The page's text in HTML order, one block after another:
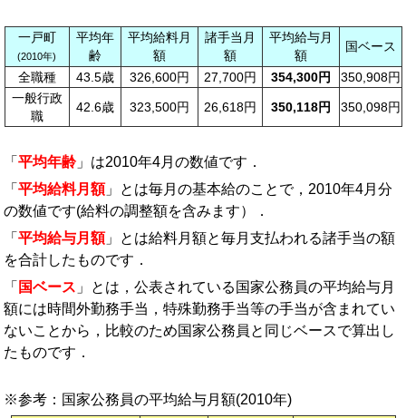
一戸町
(2010年)
平均年
齢
平均給料月
額
諸手当月
額
平均給与月
額
国ベース
全職種 43.5歳 326,600円 27,700円 354,300円
350,908円
一般行政
職
42.6歳 323,500円 26,618円 350,118円 350,098円
「 平均年齢 」は2010年4月の数値です．
「 平均給料月額」とは毎月の基本給のことで，2010年4月分
の数値です(給料の調整額を含みます）．
「 平均給与月額」とは給料月額と毎月支払われる諸手当の額
を合計したものです．
「 国ベース 」とは，公表されている国家公務員の平均給与月
額には時間外勤務手当，特殊勤務手当等の手当が含まれてい
ないことから，比較のため国家公務員と同じベースで算出し
たものです．
※参考：国家公務員の平均給与月額(2010年)